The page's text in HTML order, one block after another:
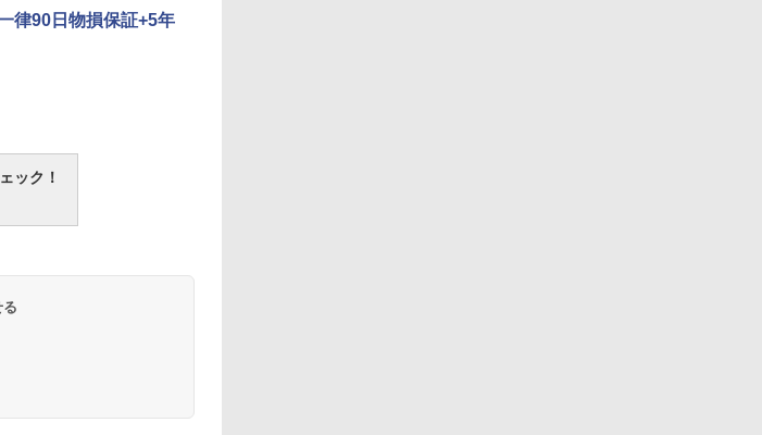
律90日物損保証+5年
ック！